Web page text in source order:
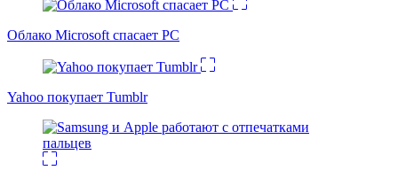
Облако Microsoft спасает PC
Yahoo покупает Tumblr